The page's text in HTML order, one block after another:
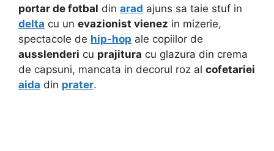
portar de fotbal din arad ajuns sa taie stuf in
delta cu un evazionist vienez in mizerie,
spectacole de hip-hop ale copiilor de
ausslenderi cu prajitura cu glazura din crema
de capsuni, mancata in decorul roz al cofetariei
aida din prater.